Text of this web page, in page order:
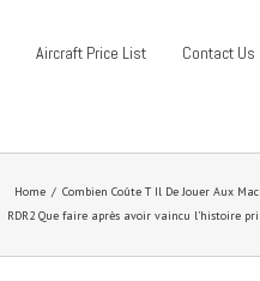
Aircraft Price List Contact Us
Home / Combien Coûte T Il De Jouer Aux
RDR2 Que faire après avoir vaincu l’histoire